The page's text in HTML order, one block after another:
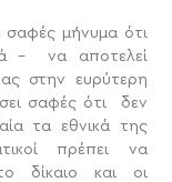
σαφές μήνυμα ότι
– να αποτελεί
στην ευρύτερη
σαφές ότι δεν
τα εθνικά της
πρέπει να
δίκαιο και οι